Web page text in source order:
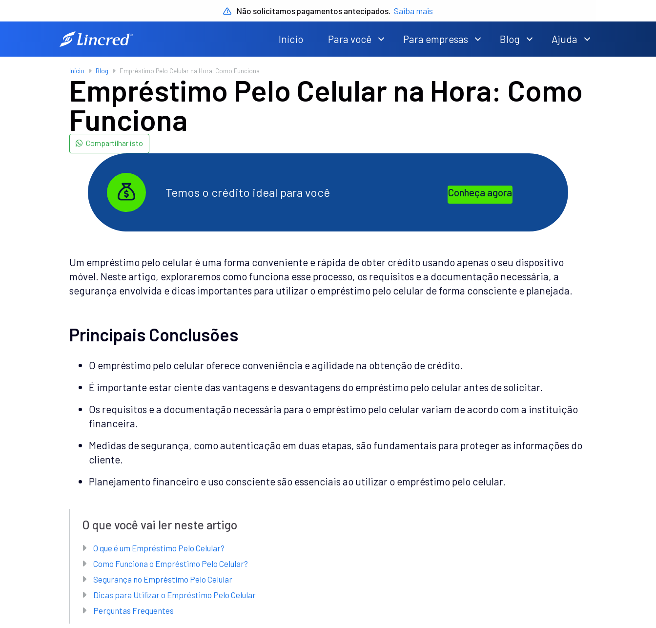
Não solicitamos pagamentos antecipados. Saiba mais
Início Para você Para empresas Blog Ajuda
Início Blog Empréstimo Pelo Celular na Hora: Como Funciona
Empréstimo Pelo Celular na Hora: Como
Funciona
Compartilhar isto
Temos o crédito ideal para você Conheça agora
Um empréstimo pelo celular é uma forma conveniente e rápida de obter crédito usando apenas o seu dispositivo
móvel. Neste artigo, exploraremos como funciona esse processo, os requisitos e a documentação necessária, a
segurança envolvida e dicas importantes para utilizar o empréstimo pelo celular de forma consciente e planejada.
Principais Conclusões
O empréstimo pelo celular oferece conveniência e agilidade na obtenção de crédito.
É importante estar ciente das vantagens e desvantagens do empréstimo pelo celular antes de solicitar.
Os requisitos e a documentação necessária para o empréstimo pelo celular variam de acordo com a instituição
financeira.
Medidas de segurança, como autenticação em duas etapas, são fundamentais para proteger as informações do
cliente.
Planejamento financeiro e uso consciente são essenciais ao utilizar o empréstimo pelo celular.
O que você vai ler neste artigo
O que é um Empréstimo Pelo Celular?
Como Funciona o Empréstimo Pelo Celular?
Segurança no Empréstimo Pelo Celular
Dicas para Utilizar o Empréstimo Pelo Celular
Perguntas Frequentes